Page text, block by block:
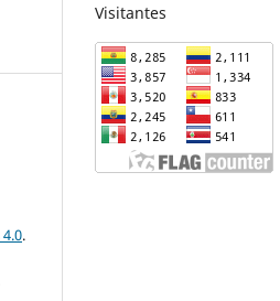
.
Visitantes